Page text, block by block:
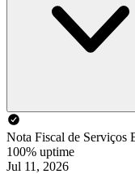
Nota Fiscal de Serviços
100% uptime
Jul 11, 2026